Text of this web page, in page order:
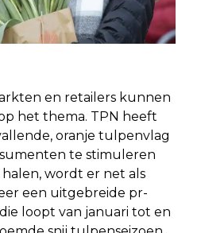
en retailers kunnen
het thema. TPN heeft
oranje tulpenvlag
te stimuleren
wordt er net als
een uitgebreide pr-
loopt van januari tot en